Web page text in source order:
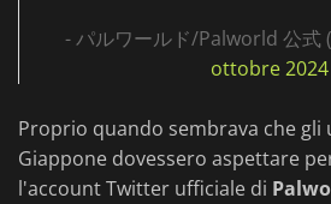
- パルワールド/Palworld 公式
ottobre 2024
Proprio quando sembrava che gli
Giappone dovessero aspettare
l'account Twitter ufficiale di